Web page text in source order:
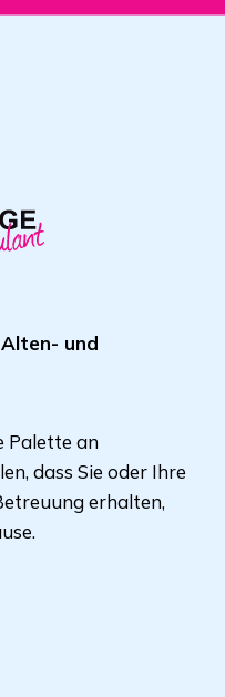
und
Palette an
dass Sie oder Ihre
erhalten,